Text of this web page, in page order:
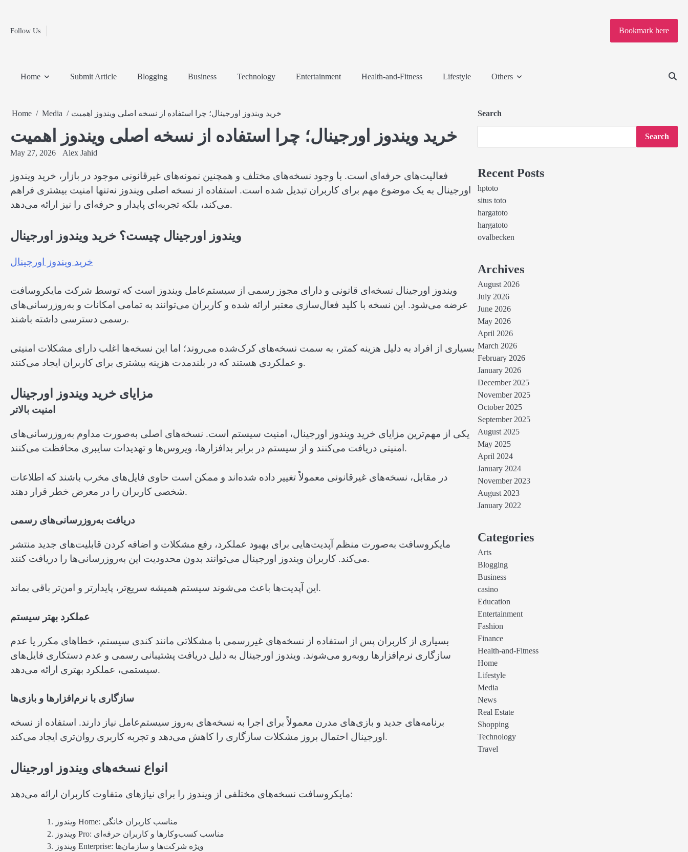
contentFollow Us
Home
Travel
Bookmark here
Home Submit Article Blogging Business Technology Entertainment Health-and-Fitness Lifestyle Others
Home Media خرید ویندوز اورجینال؛ چرا استفاده از نسخه اصلی ویندوز اهمیت
خرید ویندوز اورجینال؛ چرا استفاده از نسخه اصلی ویندوز اهمیت
May 27, 2026 Alex Jahid
فعالیت‌های حرفه‌ای است. با وجود نسخه‌های مختلف و همچنین نمونه‌های غیرقانونی موجود در بازار، خرید ویندوز
اورجینال به یک موضوع مهم برای کاربران تبدیل شده است. استفاده از نسخه اصلی ویندوز نه‌تنها امنیت بیشتری فراهم
می‌کند، بلکه تجربه‌ای پایدار و حرفه‌ای را نیز ارائه می‌دهد.
ویندوز اورجینال چیست؟ خرید ویندوز اورجینال
خرید ویندوز اورجینال
ویندوز اورجینال نسخه‌ای قانونی و دارای مجوز رسمی از سیستم‌عامل ویندوز است که توسط شرکت مایکروسافت
عرضه می‌شود. این نسخه با کلید فعال‌سازی معتبر ارائه شده و کاربران می‌توانند به تمامی امکانات و به‌روزرسانی‌های
رسمی دسترسی داشته باشند.
بسیاری از افراد به دلیل هزینه کمتر، به سمت نسخه‌های کرک‌شده می‌روند؛ اما این نسخه‌ها اغلب دارای مشکلات امنیتی
و عملکردی هستند که در بلندمدت هزینه بیشتری برای کاربران ایجاد می‌کنند.
مزایای خرید ویندوز اورجینال
امنیت بالاتر
یکی از مهم‌ترین مزایای خرید ویندوز اورجینال، امنیت سیستم است. نسخه‌های اصلی به‌صورت مداوم به‌روزرسانی‌های
امنیتی دریافت می‌کنند و از سیستم در برابر بدافزارها، ویروس‌ها و تهدیدات سایبری محافظت می‌کنند.
در مقابل، نسخه‌های غیرقانونی معمولاً تغییر داده شده‌اند و ممکن است حاوی فایل‌های مخرب باشند که اطلاعات
شخصی کاربران را در معرض خطر قرار دهند.
دریافت به‌روزرسانی‌های رسمی
مایکروسافت به‌صورت منظم آپدیت‌هایی برای بهبود عملکرد، رفع مشکلات و اضافه کردن قابلیت‌های جدید منتشر
می‌کند. کاربران ویندوز اورجینال می‌توانند بدون محدودیت این به‌روزرسانی‌ها را دریافت کنند.
این آپدیت‌ها باعث می‌شوند سیستم همیشه سریع‌تر، پایدارتر و امن‌تر باقی بماند.
عملکرد بهتر سیستم
بسیاری از کاربران پس از استفاده از نسخه‌های غیررسمی با مشکلاتی مانند کندی سیستم، خطاهای مکرر یا عدم
سازگاری نرم‌افزارها روبه‌رو می‌شوند. ویندوز اورجینال به دلیل دریافت پشتیبانی رسمی و عدم دستکاری فایل‌های
سیستمی، عملکرد بهتری ارائه می‌دهد.
سازگاری با نرم‌افزارها و بازی‌ها
برنامه‌های جدید و بازی‌های مدرن معمولاً برای اجرا به نسخه‌های به‌روز سیستم‌عامل نیاز دارند. استفاده از نسخه
اورجینال احتمال بروز مشکلات سازگاری را کاهش می‌دهد و تجربه کاربری روان‌تری ایجاد می‌کند.
انواع نسخه‌های ویندوز اورجینال
مایکروسافت نسخه‌های مختلفی از ویندوز را برای نیازهای متفاوت کاربران ارائه می‌دهد:
ویندوز Home: مناسب کاربران خانگی
ویندوز Pro: مناسب کسب‌وکارها و کاربران حرفه‌ای
ویندوز Enterprise: ویژه شرکت‌ها و سازمان‌ها
Search
Search
Recent Posts
hptoto
situs toto
hargatoto
hargatoto
ovalbecken
Archives
August 2026
July 2026
June 2026
May 2026
April 2026
March 2026
February 2026
January 2026
December 2025
November 2025
October 2025
September 2025
August 2025
May 2025
April 2024
January 2024
November 2023
August 2023
January 2022
Categories
Arts
Blogging
Business
casino
Education
Entertainment
Fashion
Finance
Health-and-Fitness
Home
Lifestyle
Media
News
Real Estate
Shopping
Technology
Travel